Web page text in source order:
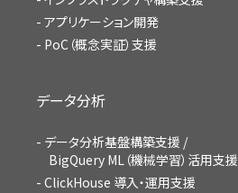
アプリケーション開発
PoC（概念実証）支援
データ分析
データ分析基盤構築支援 /
BigQuery ML（機械学習）活用支援
ClickHouse 導入・運用支援